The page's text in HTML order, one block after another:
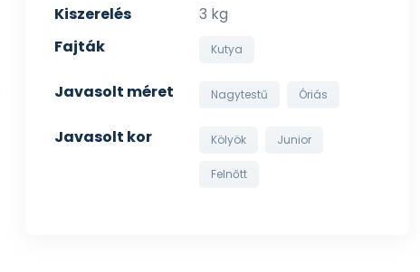
Kiszerelés
3 kg
Fajták
Kutya
Javasolt méret Nagytestű Óriás
Javasolt kor Kölyök Junior
Felnőtt